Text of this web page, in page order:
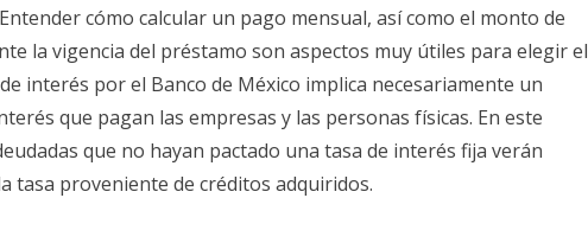
cómo calcular un pago mensual, así como el monto de
la vigencia del préstamo son aspectos muy útiles para elegir el
interés por el Banco de México implica necesariamente un
que pagan las empresas y las personas físicas. En este
que no hayan pactado una tasa de interés fija verán
tasa proveniente de créditos adquiridos.